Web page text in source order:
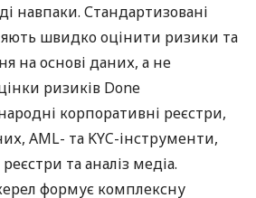
навпаки. Стандартизовані
швидко оцінити ризики та
на основі даних, а не
ризиків Done
корпоративні реєстри,
AML- та KYC-інструменти,
та аналіз медіа.
формує комплексну